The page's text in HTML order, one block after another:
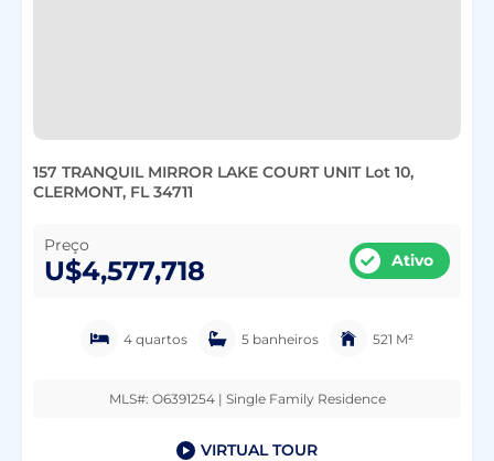
157 TRANQUIL MIRROR LAKE COURT UNIT Lot 10,
CLERMONT, FL 34711
Preço
U$4,577,718 Ativo
4 quartos 5 banheiros 521 M²
MLS#: O6391254 | Single Family Residence
VIRTUAL TOUR